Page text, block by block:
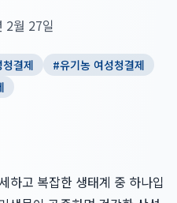
2월 27일
결제 #유기농 여성청결제
하고 복잡한 생태계 중 하나입